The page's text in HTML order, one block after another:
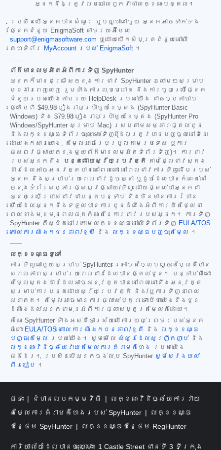
អ្នកនឹងត្រូវលុបចោលពួកវាជាលក្ខណៈបុគ្គល។
ប្រសិនបើអ្នកមានសំណួរ ឬបញ្ហាណាមួយ អ្នកអាចទាក់ទង
ផ្នែកជំនួយ EnigmaSoft តាមរយៈអ៊ីមែល
support@enigmasoftware.com ឬដោយបើកសំបុត្រជំនួយនៅលើ
គេហទំព័រ
MyAccount របស់ EnigmaSoft ។
------
ព័ត៌មានលម្អិតអំពីការទិញ SpyHunter
អ្នកក៏មានជម្រើសក្នុងការជាវ SpyHunter ភ្លាមៗសម្រាប់
មុខងារពេញលេញ រួមទាំងការលុបមេរោគ និងការចូលប្រើផ្នែក
ជំនួយរបស់យើងតាមរយៈ HelpDesk របស់យើង ជាធម្មតាចាប់
ផ្តើមពី $49.98 រៀងរាល់ប្រាំមួយខែម្តង (SpyHunter Basic
Windows) និង $79.98 រៀងរាល់ប្រាំមួយខែម្តង (SpyHunter Pro
Windows/SpyHunter សម្រាប់ Mac) ស្របតាមសម្ភារៈផ្តល់ជូន
និងលក្ខខណ្ឌទំព័រចុះឈ្មោះ/ទិញ (ដែលត្រូវបានបញ្ចូលនៅទីនេះ
ដោយឯកសារយោង; តម្លៃអាចប្រែប្រួលតាមប្រទេស ឬការ
ផ្សព្វផ្សាយក្នុងមួយព័ត៌មានលម្អិតទំព័រទិញ)។ ការជាវ
របស់អ្នកនឹង
បន្តដោយស្វ័យប្រវត្តិ តាមថ្លៃជាវស្តង់
ដារដែលអាចអនុវត្តបាននៅពេលនោះ នៅពេលជាវការទិញដើមរបស់
អ្នក និងសម្រាប់រយៈពេលជាវដូចគ្នា ឬដូចដែលបានកំណត់នៅ
ក្នុងទំព័រសម្ភារៈផ្សព្វផ្សាយ/ទិញ ដោយផ្តល់ថាអ្នកជា
អ្នកប្រើប្រាស់ជាវជាបន្តបន្ទាប់ និងមិនមានការរំខាន
ហើយដែលអ្នកនឹងទទួលបានការជូនដំណឹងអំពីការគិតថ្លៃនា
ពេលខាងមុខមុនពេលផុតកំណត់នៃការជាវរបស់អ្នក។ ការទិញ
SpyHunter គឺស្ថិតនៅក្រោមលក្ខខណ្ឌនៅលើទំព័រទិញ EULA/TOS
គោលការណ៍ឯកជនភាព/ខូឃី
និង លក្ខខណ្ឌបញ្ចុះតម្លៃ ។
------
លក្ខខណ្ឌទូទៅ
ការទិញណាមួយសម្រាប់ SpyHunter ក្រោមតម្លៃបញ្ចុះតម្លៃគឺមាន
សុពលភាពសម្រាប់រយៈពេលជាវដែលបានផ្តល់ជូន។ បន្ទាប់ពីនោះ
តម្លៃស្តង់ដារដែលអាចអនុវត្តបាននៅពេលនោះនឹងអនុវត្ត
សម្រាប់ការបន្តដោយស្វ័យប្រវត្តិ និង/ឬការទិញនាពេល
អនាគត។ តម្លៃអាចមានការផ្លាស់ប្តូរ ទោះបីជាយើងនឹងជូន
ដំណឹងដល់អ្នកជាមុនអំពីការផ្លាស់ប្តូរតម្លៃក៏ដោយ។
កំណែ SpyHunter ទាំងអស់គឺអាស្រ័យលើការយល់ព្រមរបស់អ្នក
ចំពោះ EULA/TOS គោលការណ៍ឯកជនភាព/ខូគី និង
លក្ខខណ្ឌ
បញ្ចុះតម្លៃ
របស់យើង។ សូមមើល សំណួរដែលសួរញឹកញាប់ និង
លក្ខណៈវិនិច្ឆ័យវាយតម្លៃការគំរាមកំហែង
របស់យើង
ផងដែរ។ ប្រសិនបើអ្នកចង់លុប SpyHunter សូមស្វែងយល់
ពីរបៀប ។
ផ្ទះ ជំហានលុបកម្មវិធី
លក្ខណៈវិនិច្ឆ័យការវាយ
តម្លៃការគំរាមកំហែងរបស់ SpyHunter
លក្ខខណ្ឌ
បន្ថែម SpyHunter
លក្ខខណ្ឌបន្ថែម RegHunter
ការិយាល័យដែលបានចុះឈ្មោះ៖ 1 Castle Street ជាន់ទី 3 ទីក្រុង